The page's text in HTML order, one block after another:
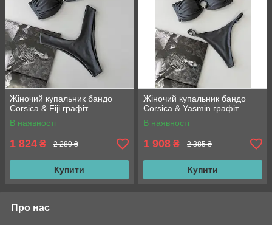
Жіночий купальник бандо
Corsica & Fiji графіт
В наявності
1 824 ₴ 2 280 ₴
Купити
Жіночий купальник бандо
Corsica & Yasmin графіт
В наявності
1 908 ₴ 2 385 ₴
Купити
Про нас